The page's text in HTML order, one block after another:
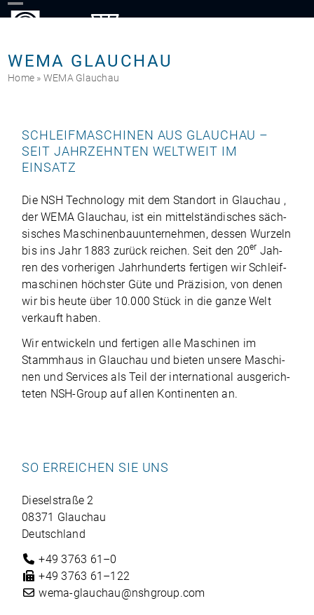
Skip
WEMA GLAUCHAU
Home » WEMA Glauchau
SCHLEIFMASCHINEN AUS GLAUCHAU –
SEIT JAHRZEHNTEN WELTWEIT IM
EINSATZ
Die NSH Tech­no­logy mit dem Stand­ort in Glauchau ,
der WEMA Glauchau, ist ein mit­tel­stän­di­sches säch­
si­sches Maschi­nen­bau­un­ter­neh­men, des­sen Wur­zeln
bis ins Jahr 1883 zurück rei­chen. Seit den 20er Jah­
ren des vor­he­ri­gen Jahr­hun­derts fer­ti­gen wir Schleif­
ma­schi­nen höchs­ter Güte und Prä­zi­sion, von denen
wir bis heute über 10.000 Stück in die ganze Welt
ver­kauft haben.
Wir ent­wi­ckeln und fer­ti­gen alle Maschi­nen im
Stamm­haus in Glauchau und bie­ten unsere Maschi­
nen und Ser­vices als Teil der inter­na­tio­nal aus­ge­rich­
te­ten NSH-Group auf allen Kon­ti­nen­ten an.
SO ERREICHEN SIE UNS
Die­sel­straße 2
08371 Glauchau
Deutschland
+49 3763 61–0
+49 3763 61–122
wema-glauchau@nshgroup.com